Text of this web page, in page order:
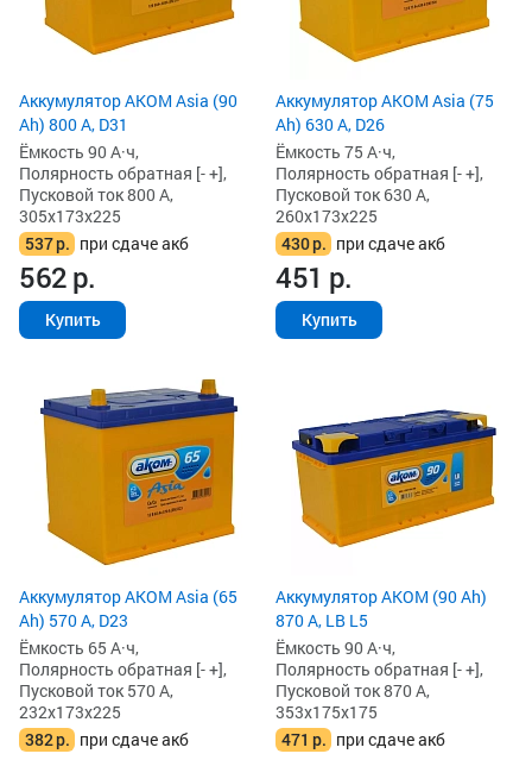
Аккумулятор AKOM Asia (90
Ah) 800 А, D31
Ёмкость 90 А·ч,
Полярность обратная [- +],
Пусковой ток 800 А,
305x173x225
537р. при сдаче акб
562р.
Купить
Аккумулятор AKOM Asia (75
Ah) 630 А, D26
Ёмкость 75 А·ч,
Полярность обратная [- +],
Пусковой ток 630 А,
260x173x225
430р. при сдаче акб
451 р.
Купить
Аккумулятор AKOM Asia (65
Ah) 570 А, D23
Ёмкость 65 А·ч,
Полярность обратная [- +],
Пусковой ток 570 А,
232x173x225
382р. при сдаче акб
Аккумулятор AKOM (90 Ah)
870 А, LB L5
Ёмкость 90 А·ч,
Полярность обратная [- +],
Пусковой ток 870 А,
353x175x175
471 р. при сдаче акб